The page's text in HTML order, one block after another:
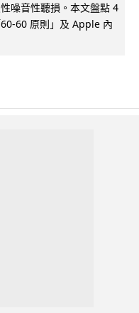
噪音性聽損。本文盤點 4
60 原則」及 Apple 內